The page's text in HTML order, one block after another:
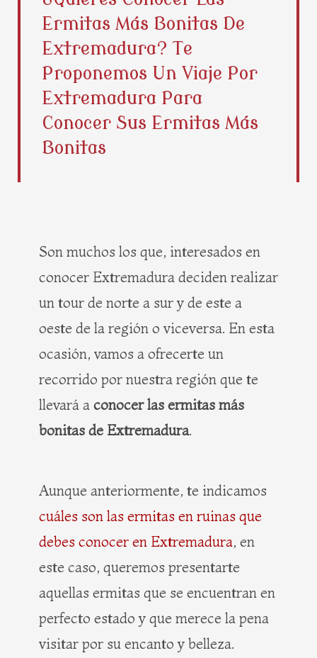
b
o
o
k
i
t
t
r
e
r
e
s
a
g
a
m
Ermitas Más Bonitas De
Extremadura? Te
Proponemos Un Viaje Por
Extremadura Para
Conocer Sus Ermitas Más
Bonitas
Son muchos los que, interesados en
conocer Extremadura deciden realizar
un tour de norte a sur y de este a
oeste de la región o viceversa. En esta
ocasión, vamos a ofrecerte un
recorrido por nuestra región que te
llevará a conocer las ermitas más
bonitas de Extremadura.
Aunque anteriormente, te indicamos
cuáles son las ermitas en ruinas que
debes conocer en Extremadura, en
este caso, queremos presentarte
aquellas ermitas que se encuentran en
perfecto estado y que merece la pena
visitar por su encanto y belleza.